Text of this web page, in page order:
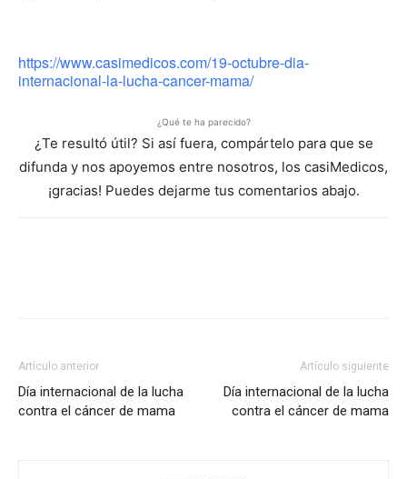
https://www.casimedicos.com/19-octubre-dia-
internacional-la-lucha-cancer-mama/
¿Qué te ha parecido?
¿Te resultó útil? Si así fuera, compártelo para que se
difunda y nos apoyemos entre nosotros, los casiMedicos,
¡gracias! Puedes dejarme tus comentarios abajo.
Artículo anterior
Día internacional de la lucha
contra el cáncer de mama
Artículo siguiente
Día internacional de la lucha
contra el cáncer de mama